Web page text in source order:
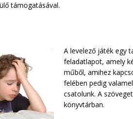
támogatásával.
A levelező játék egy
feladatlapot, amely
műből, amihez
felében pedig
csatolunk. A
könyvtárban.